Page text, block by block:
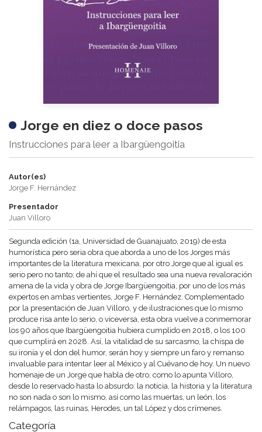
Jorge en diez o doce pasos
Instrucciones para leer a Ibargüengoitia
Autor(es)
Jorge F. Hernández
Presentador
Juan Villoro
Segunda edición (1a, Universidad de Guanajuato, 2019) de esta
humorística pero seria obra que aborda a uno de los Jorges más
importantes de la literatura mexicana, por otro Jorge que al igual es
serio pero no tanto; de ahí que el resultado sea una nueva revaloración
amena de la vida y obra de Jorge Ibargüengoitia, por uno de los más
expertos en ambas vertientes, Jorge F. Hernández. Complementado
por la presentación de Juan Villoro, y de ilustraciones que lo mismo
produce risa ante lo serio, o viceversa, esta obra vuelve a conmemorar
los 90 años que Ibargüengoitia hubiera cumplido en 2018, o los 100
que cumplirá en 2028. Así, la vitalidad de su sarcasmo, la chispa de
su ironía y el don del humor, serán hoy y siempre un faro y remanso
invaluable para intentar leer al México y al Cuévano de hoy. Un nuevo
homenaje de un Jorge que habla de otro, como lo apunta Villoro,
desde lo reservado hasta lo absurdo: la noticia, la historia y la literatura
no son nada o son lo mismo, así como las muertas, un león, los
relámpagos, las ruinas, Herodes, un tal López y dos crímenes.
Categoría